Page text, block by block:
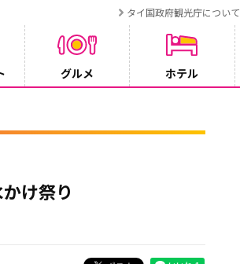
タイ国政府観光庁について
グルメ ホテル
け祭り